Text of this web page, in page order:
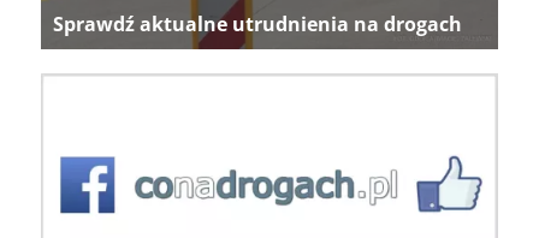
Sprawdź aktualne utrudnienia na drogach